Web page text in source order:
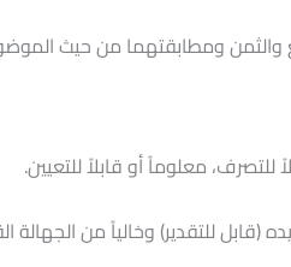
والثمن ومطابقتهما من حيث
معلوماً أو قابلاً للتعيين.
للتقدير) وخالياً من الجهالة